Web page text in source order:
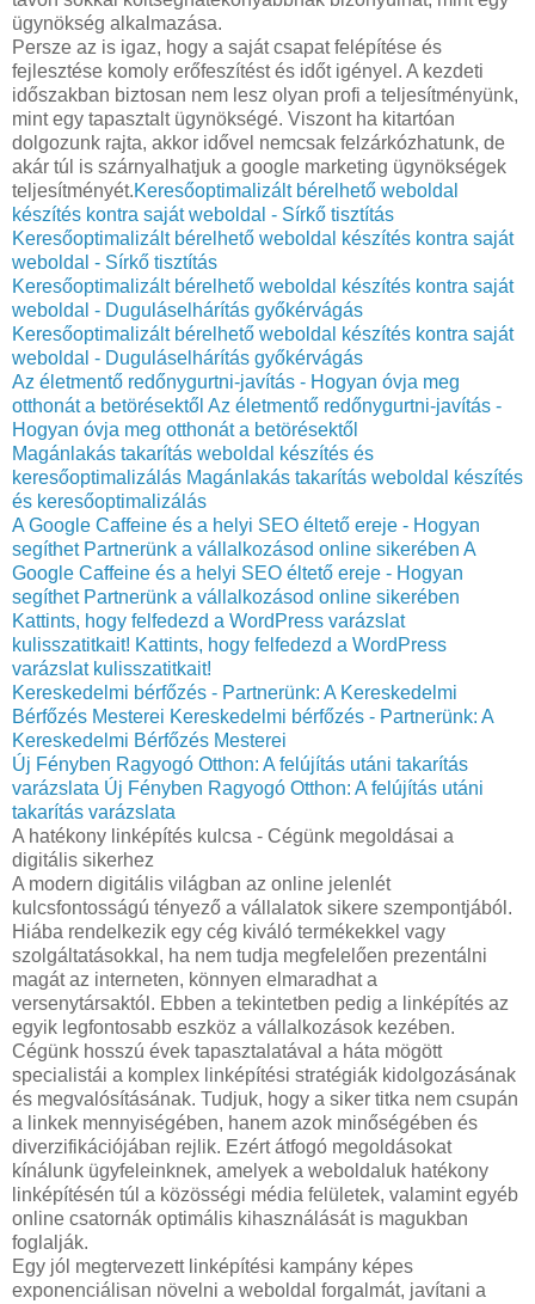
ügynökség alkalmazása.
Persze az is igaz, hogy a saját csapat felépítése és
fejlesztése komoly erőfeszítést és időt igényel. A kezdeti
időszakban biztosan nem lesz olyan profi a teljesítményünk,
mint egy tapasztalt ügynökségé. Viszont ha kitartóan
dolgozunk rajta, akkor idővel nemcsak felzárkózhatunk, de
akár túl is szárnyalhatjuk a google marketing ügynökségek
teljesítményét.Keresőoptimalizált bérelhető weboldal
készítés kontra saját weboldal - Sírkő tisztítás
Keresőoptimalizált bérelhető weboldal készítés kontra saját
weboldal - Sírkő tisztítás
Keresőoptimalizált bérelhető weboldal készítés kontra saját
weboldal - Duguláselhárítás győkérvágás
Keresőoptimalizált bérelhető weboldal készítés kontra saját
weboldal - Duguláselhárítás győkérvágás
Az életmentő redőnygurtni-javítás - Hogyan óvja meg
otthonát a betörésektől Az életmentő redőnygurtni-javítás -
Hogyan óvja meg otthonát a betörésektől
Magánlakás takarítás weboldal készítés és
keresőoptimalizálás Magánlakás takarítás weboldal készítés
és keresőoptimalizálás
A Google Caffeine és a helyi SEO éltető ereje - Hogyan
segíthet Partnerünk a vállalkozásod online sikerében A
Google Caffeine és a helyi SEO éltető ereje - Hogyan
segíthet Partnerünk a vállalkozásod online sikerében
Kattints, hogy felfedezd a WordPress varázslat
kulisszatitkait! Kattints, hogy felfedezd a WordPress
varázslat kulisszatitkait!
Kereskedelmi bérfőzés - Partnerünk: A Kereskedelmi
Bérfőzés Mesterei Kereskedelmi bérfőzés - Partnerünk: A
Kereskedelmi Bérfőzés Mesterei
Új Fényben Ragyogó Otthon: A felújítás utáni takarítás
varázslata Új Fényben Ragyogó Otthon: A felújítás utáni
takarítás varázslata
A hatékony linképítés kulcsa - Cégünk megoldásai a
digitális sikerhez
A modern digitális világban az online jelenlét
kulcsfontosságú tényező a vállalatok sikere szempontjából.
Hiába rendelkezik egy cég kiváló termékekkel vagy
szolgáltatásokkal, ha nem tudja megfelelően prezentálni
magát az interneten, könnyen elmaradhat a
versenytársaktól. Ebben a tekintetben pedig a linképítés az
egyik legfontosabb eszköz a vállalkozások kezében.
Cégünk hosszú évek tapasztalatával a háta mögött
specialistái a komplex linképítési stratégiák kidolgozásának
és megvalósításának. Tudjuk, hogy a siker titka nem csupán
a linkek mennyiségében, hanem azok minőségében és
diverzifikációjában rejlik. Ezért átfogó megoldásokat
kínálunk ügyfeleinknek, amelyek a weboldaluk hatékony
linképítésén túl a közösségi média felületek, valamint egyéb
online csatornák optimális kihasználását is magukban
foglalják.
Egy jól megtervezett linképítési kampány képes
exponenciálisan növelni a weboldal forgalmát, javítani a